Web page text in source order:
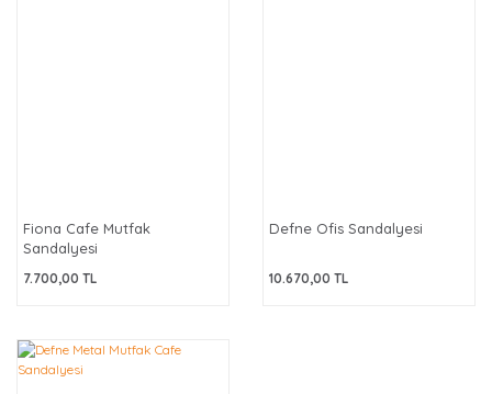
Fiona Cafe Mutfak
Sandalyesi
7.700,00 TL
Defne Ofis Sandalyesi
10.670,00 TL